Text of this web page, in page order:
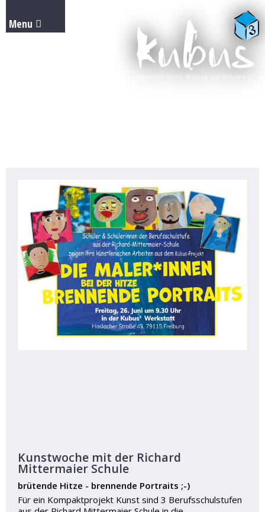
Kunstwoche mit der Richard
Mittermaier Schule
brütende Hitze - brennende Portraits ;-)
Für ein Kompaktprojekt Kunst sind 3 Berufsschulstufen